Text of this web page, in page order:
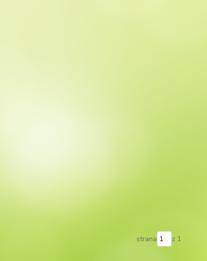
strana z 1